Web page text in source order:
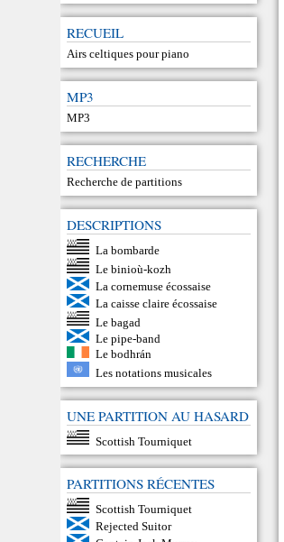
RECUEIL
Airs celtiques pour piano
MP3
MP3
RECHERCHE
Recherche de partitions
DESCRIPTIONS
La bombarde
Le binioù-kozh
La cornemuse écossaise
La caisse claire écossaise
Le bagad
Le pipe-band
Le bodhrán
Les notations musicales
UNE PARTITION AU HASARD
Scottish Tourniquet
PARTITIONS RÉCENTES
Scottish Tourniquet
Rejected Suitor